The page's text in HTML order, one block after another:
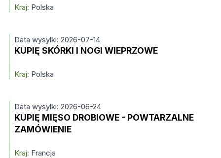
Kraj: Polska
Data wysylki: 2026-07-14
KUPIĘ SKÓRKI I NOGI WIEPRZOWE
Kraj: Polska
Data wysylki: 2026-06-24
KUPIĘ MIĘSO DROBIOWE - POWTARZALNE
ZAMÓWIENIE
Kraj: Francja